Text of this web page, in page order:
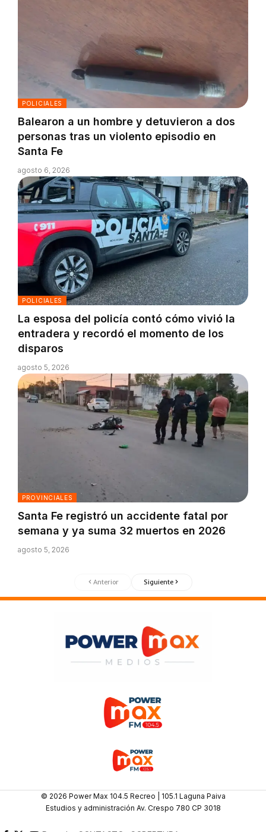
POLICIALES
Balearon a un hombre y detuvieron a dos
personas tras un violento episodio en
Santa Fe
agosto 6, 2026
POLICIALES
La esposa del policía contó cómo vivió la
entradera y recordó el momento de los
disparos
agosto 5, 2026
PROVINCIALES
Santa Fe registró un accidente fatal por
semana y ya suma 32 muertos en 2026
agosto 5, 2026
Anterior Siguiente
© 2026 Power Max 104.5 Recreo | 105.1 Laguna Paiva
Estudios y administración Av. Crespo 780 CP 3018